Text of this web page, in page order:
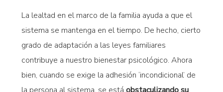
La lealtad en el marco de la familia ayuda a que el
sistema se mantenga en el tiempo. De hecho, cierto
grado de adaptación a las leyes familiares
contribuye a nuestro bienestar psicológico. Ahora
bien, cuando se exige la adhesión ‘incondicional’ de